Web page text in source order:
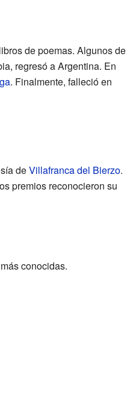
de poemas. Algunos de
regresó a Argentina. En
. Finalmente, falleció en
deVillafranca del Bierzo.
premios reconocieron su
conocidas.